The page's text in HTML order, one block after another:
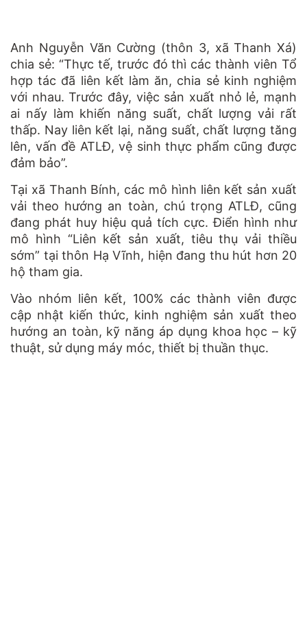
Anh Nguyễn Văn Cường (thôn 3, xã Thanh Xá)
chia sẻ: “Thực tế, trước đó thì các thành viên Tổ
hợp tác đã liên kết làm ăn, chia sẻ kinh nghiệm
với nhau. Trước đây, việc sản xuất nhỏ lẻ, mạnh
ai nấy làm khiến năng suất, chất lượng vải rất
thấp. Nay liên kết lại, năng suất, chất lượng tăng
lên, vấn đề ATLĐ, vệ sinh thực phẩm cũng được
đảm bảo”.
Tại xã Thanh Bính, các mô hình liên kết sản xuất
vải theo hướng an toàn, chú trọng ATLĐ, cũng
đang phát huy hiệu quả tích cực. Điển hình như
mô hình “Liên kết sản xuất, tiêu thụ vải thiều
sớm” tại thôn Hạ Vĩnh, hiện đang thu hút hơn 20
hộ tham gia.
Vào nhóm liên kết, 100% các thành viên được
cập nhật kiến thức, kinh nghiệm sản xuất theo
hướng an toàn, kỹ năng áp dụng khoa học – kỹ
thuật, sử dụng máy móc, thiết bị thuần thục.